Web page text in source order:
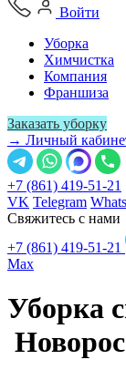
Войти
Уборка
Химчистка
Компания
Франшиза
Заказать уборку
→ Личный
+7 (861) 419-51-21
VK Telegram
Свяжитесь с нами
+7 (861) 419-51-21
Max
Уборка